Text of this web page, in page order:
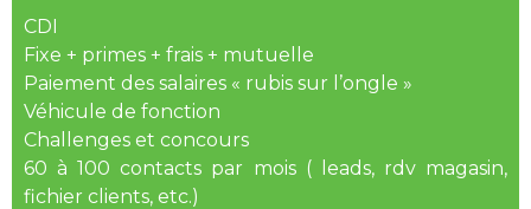
CDI
Fixe + primes + frais + mutuelle
Paiement des salaires « rubis sur l’ongle »
Véhicule de fonction
Challenges et concours
60 à 100 contacts par mois ( leads, rdv magasin,
fichier clients, etc.)